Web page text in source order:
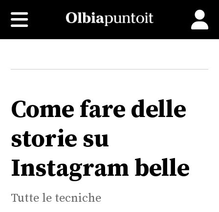
Come fare delle
storie su
Instagram belle
Tutte le tecniche